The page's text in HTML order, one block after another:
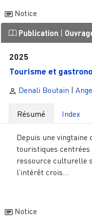
Notice
Publication
2025
Tourisme et
Denali Boutain
Résumé Index
Depuis une vingtaine
touristiques
ressource culturelle
l’intérêt crois...
Notice